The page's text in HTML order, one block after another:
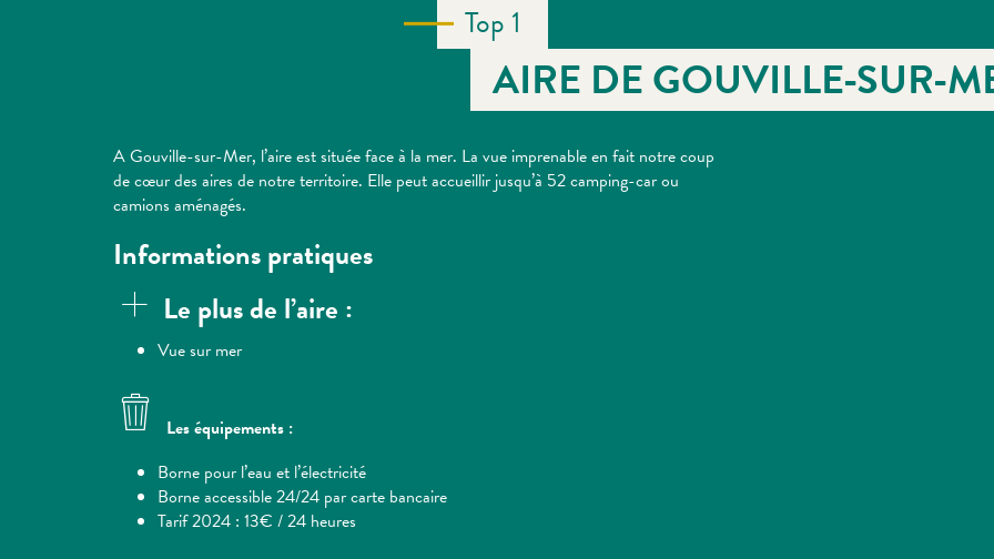
Top 1
AIRE DE GOUVILLE-SUR-
A Gouville-sur-Mer, l’aire est située face à la mer. La vue imprenable en fait notre coup
de cœur des aires de notre territoire. Elle peut accueillir jusqu’à 52 camping-car ou
camions aménagés.
Informations pratiques
Le plus de l’aire :
Vue sur mer
Les équipements :
Borne pour l’eau et l’électricité
Borne accessible 24/24 par carte bancaire
Tarif 2024 : 13€ / 24 heures